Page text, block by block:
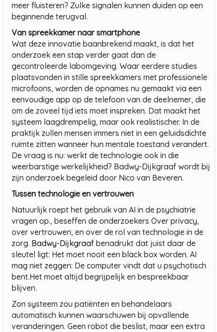
meer fluisteren? Zulke signalen kunnen duiden op een
beginnende terugval.
Van spreekkamer naar smartphone
Wat deze innovatie baanbrekend maakt, is dat het
onderzoek een stap verder gaat dan de
gecontroleerde labomgeving. Waar eerdere studies
plaatsvonden in stille spreekkamers met professionele
microfoons, worden de opnames nu gemaakt via een
eenvoudige app op de telefoon van de deelnemer, die
om de zoveel tijd iets moet inspreken. Dat maakt het
systeem laagdrempelig, maar ook realistischer. In de
praktijk zullen mensen immers niet in een geluidsdichte
ruimte zitten wanneer hun mentale toestand verandert.
De vraag is nu: werkt de technologie ook in die
weerbarstige werkelijkheid? Badwy-Dijkgraaf wordt bij
zijn onderzoek begeleid door Nico van Beveren.
Tussen technologie en vertrouwen
Natuurlijk roept het gebruik van AI in de psychiatrie
vragen op., beseffen de onderzoekers Over privacy,
over vertrouwen, en over de rol van technologie in de
zorg. Badwy-Dijkgraaf benadrukt dat juist daar de
sleutel ligt: Het moet nooit een black box worden. AI
mag niet zeggen: De computer vindt dat u psychotisch
bent.Het moet altijd begrijpelijk en bespreekbaar
blijven.
Zon systeem zou patiënten en behandelaars
automatisch kunnen waarschuwen bij opvallende
veranderingen. Geen robot die beslist, maar een extra